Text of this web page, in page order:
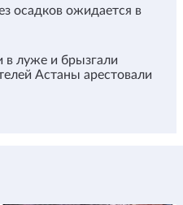
осадков ожидается в
в луже и брызгали
Астаны арестовали